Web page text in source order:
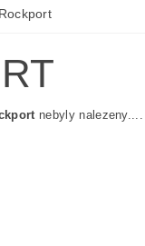
Rockport
nebyly nalezeny....